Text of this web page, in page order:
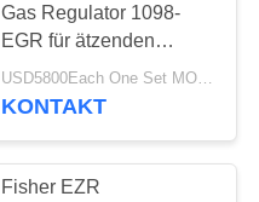
Gas Regulator 1098-
EGR für ätzenden
Umwelt-Sauerstoff-
Service
USD5800Each One Set MOQ:2sets
KONTAKT
Fisher EZR